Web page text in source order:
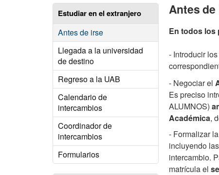
Estudiar en el extranjero
Antes de irse
Llegada a la universidad
de destino
Regreso a la UAB
Calendario de
intercambios
Coordinador de
intercambios
Formularios
Antes de
En todos los
- Introducir
- Negociar el
Es preciso
ALUMNOS)
Académica,
- Formalizar la
incluyendo
intercambio.
matrícula el